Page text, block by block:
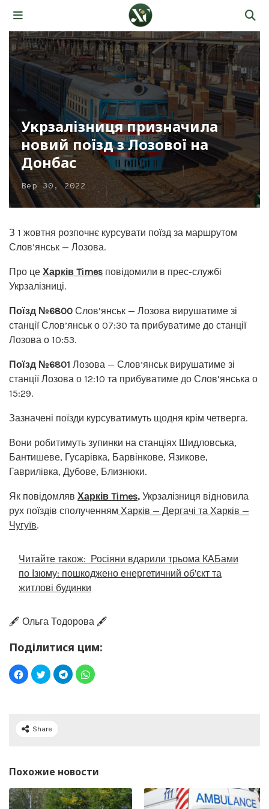
Укрзалізниця призначила
новий поїзд з Лозової на
Донбас
Вер 30, 2022
З 1 жовтня розпочнє курсувати поїзд за маршрутом
Слов’янськ — Лозова.
Про це Харків Times повідомили в прес-службі
Укрзалізниці.
Поїзд №6800 Слов’янськ — Лозова вирушатиме зі
станції Слов’янськ о 07:30 та прибуватиме до станції
Лозова о 10:53.
Поїзд №6801 Лозова — Слов’янськ вирушатиме зі
станції Лозова о 12:10 та прибуватиме до Слов’янська о
15:29.
Зазначені поїзди курсуватимуть щодня крім четверга.
Вони робитимуть зупинки на станціях Шидловська,
Бантишеве, Гусарівка, Барвінкове, Язикове,
Гаврилівка, Дубове, Близнюки.
Як повідомляв Харків Times, Укрзалізниця відновила
рух поїздів сполученням Харків — Дергачі та Харків —
Чугуїв.
Читайте також: Росіяни вдарили трьома КАБами
по Ізюму: пошкоджено енергетичний об'єкт та
житлові будинки
🖋️ Ольга Тодорова 🖋️
Поділитися цим:
Share
Похожие новости